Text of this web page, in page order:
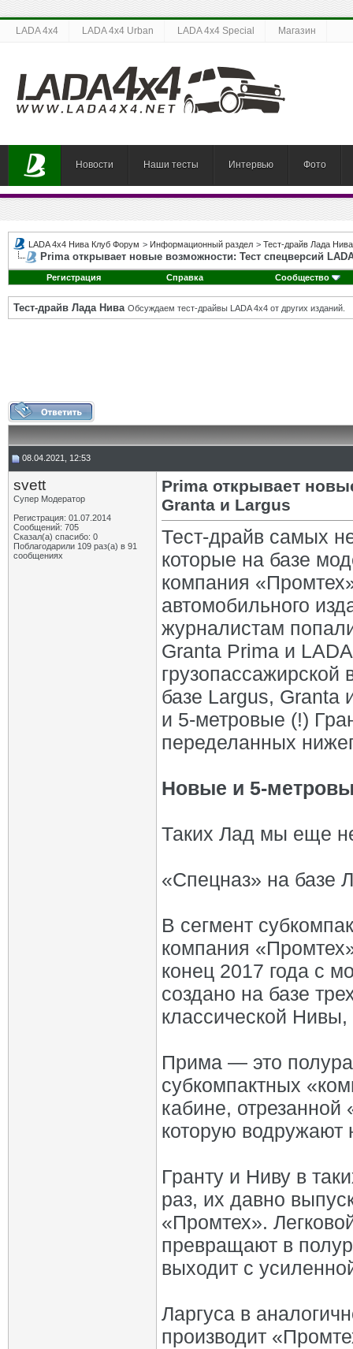
LADA 4x4 LADA 4x4 Urban LADA 4x4 Special Магазин
Новости Наши тесты Интервью Фото
LADA 4x4 Нива Клуб Форум > Информационный раздел > Тест-драйв Лада Нива
Prima открывает новые возможности: Тест спецверсий
Регистрация Справка Сообщество
Тест-драйв Лада Нива Обсуждаем тест-драйвы LADA 4x4 от других изданий.
08.04.2021, 12:53
svett
Супер Модератор
Регистрация: 01.07.2014
Сообщений: 705
Сказал(а) спасибо: 0
Поблагодарили 109 раз(а) в 91
сообщениях
Prima открывает
Granta и Largus
Тест-драйв самых
которые на базе
компания
автомобильного
журналистам
Granta Prima и
базе Largus, Granta
и 5-метровые (!)
переделанных
Новые и 5-
Таких Лад мы еще
«Спецназ» на базе
В сегмент
компания
конец 2017 года с
создано на базе
классической
Прима — это
субкомпактных
кабине,
которую водружают
Гранту и Ниву в
раз, их давно
«Промтех».
превращают в
выходит с
Ларгуса в
производит